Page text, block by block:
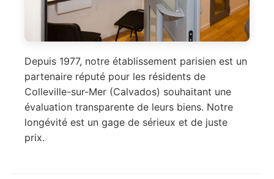
Depuis 1977, notre établissement parisien est un
partenaire réputé pour les résidents de
Colleville-sur-Mer (Calvados) souhaitant une
évaluation transparente de leurs biens. Notre
longévité est un gage de sérieux et de juste
prix.